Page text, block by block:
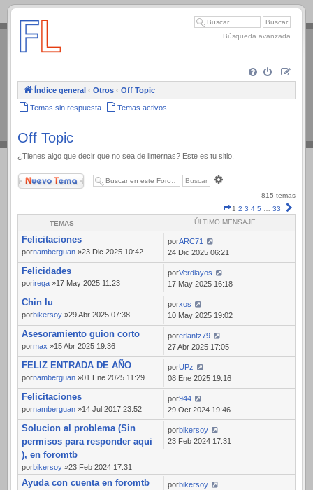
.
Búsqueda avanzada
Índice general ‹ Otros ‹ Off Topic
Temas sin respuesta Temas activos
Off Topic
¿Tienes algo que decir que no sea de linternas? Este es tu sitio.
Nuevo Tema
815 temas
Página
1
1 2 3 4 5 … 33
TEMAS ÚLTIMO MENSAJE
Felicitaciones
pornamberguan »23 Dic 2025 10:42
porARC71
24 Dic 2025 06:21
Felicidades
porirega »17 May 2025 11:23
porVerdiayos
17 May 2025 16:18
Chin lu
porbikersoy »29 Abr 2025 07:38
porxos
10 May 2025 19:02
Asesoramiento guion corto
pormax »15 Abr 2025 19:36
porerlantz79
27 Abr 2025 17:05
FELIZ ENTRADA DE AÑO
pornamberguan »01 Ene 2025 11:29
porUPz
08 Ene 2025 19:16
Felicitaciones
pornamberguan »14 Jul 2017 23:52
por944
29 Oct 2024 19:46
Solucion al problema (Sin
permisos para responder aqui
), en foromtb
porbikersoy »23 Feb 2024 17:31
porbikersoy
23 Feb 2024 17:31
Ayuda con cuenta en foromtb porbikersoy